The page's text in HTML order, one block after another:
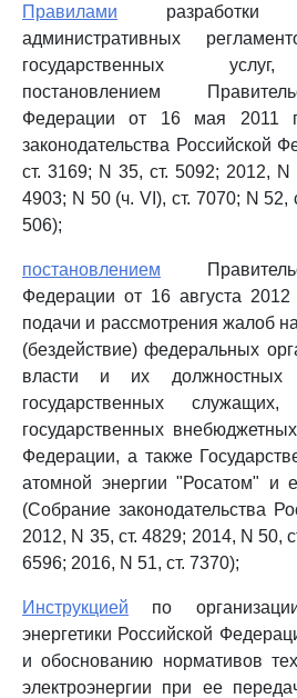
Правилами разработки
административных
государственных
постановлением
Федерации от 16 мая 2011
законодательства Российской
ст. 3169; N 35, ст. 5092; 2012, N
4903; N 50 (ч. VI), ст. 7070; N 52,
506);
постановлением
Федерации от 16 августа
подачи и рассмотрения жалоб
(бездействие) федеральных
власти и их должностных
государственных
государственных
Федерации, а также
атомной энергии "Росатом" и
(Собрание законодательства
2012, N 35, ст. 4829; 2014, N 50,
6596; 2016, N 51, ст. 7370);
Инструкцией по
энергетики Российской
и обоснованию нормативов
электроэнергии при ее